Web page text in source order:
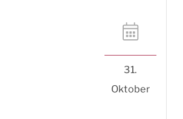
31.
Oktober